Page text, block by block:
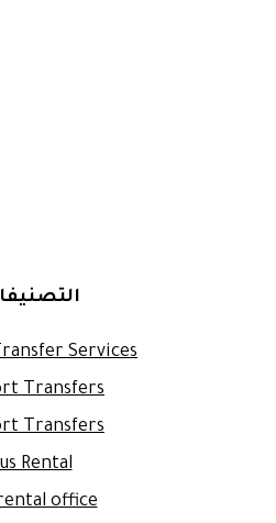
Services
Transfers
Transfers
Rental
office